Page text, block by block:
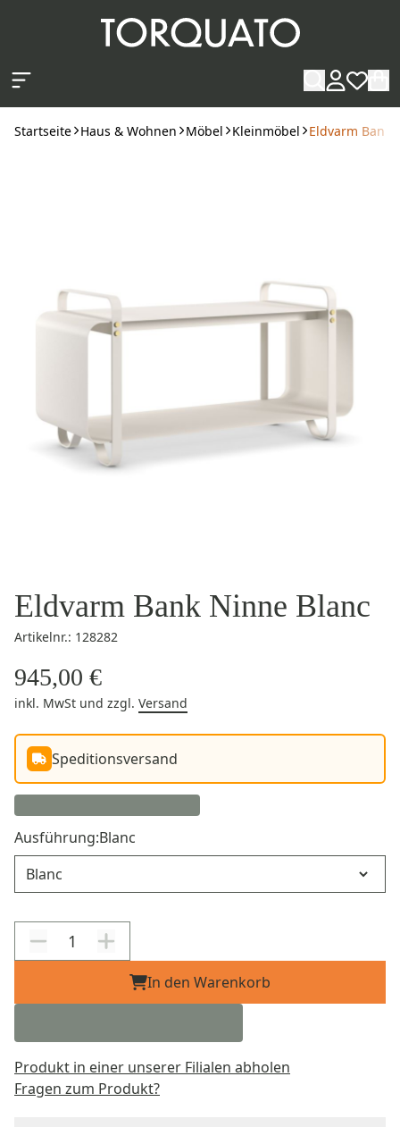
Startseite Haus & Wohnen Möbel Kleinmöbel Eldvarm Bank
Eldvarm Bank Ninne Blanc
Artikelnr.: 128282
945,00 €
inkl. MwSt und zzgl. Versand
Speditionsversand
Ausführung:Blanc
In den Warenkorb
Produkt in einer unserer Filialen abholen
Fragen zum Produkt?